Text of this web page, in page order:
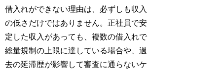
借入れができない理由は、必ずしも収入
の低さだけではありません。正社員で安
定した収入があっても、複数の借入れで
総量規制の上限に達している場合や、過
去の延滞歴が影響して審査に通らないケ